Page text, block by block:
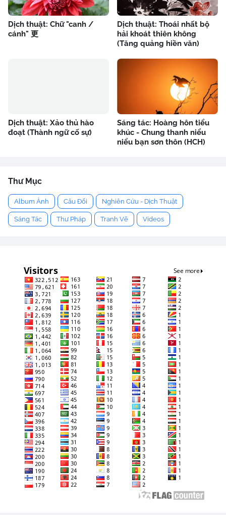
Dịch thuật: Chữ "canh /
cánh" 更
Dịch thuật: Thoái nhất bộ
hải khoát thiên không
(Tăng quảng hiền văn)
Dịch thuật: Xảo thủ hào
đoạt (Thành ngữ cố sự)
Sáng tác: Hoàng hôn tiểu
khúc - Chung thanh niểu
niểu bạn sơn thôn (HCH)
Thư Mục
Album Ảnh Câu Đối Nghiên Cứu - Dịch Thuật
Sáng Tác Thư Pháp Tranh Vẽ Videos